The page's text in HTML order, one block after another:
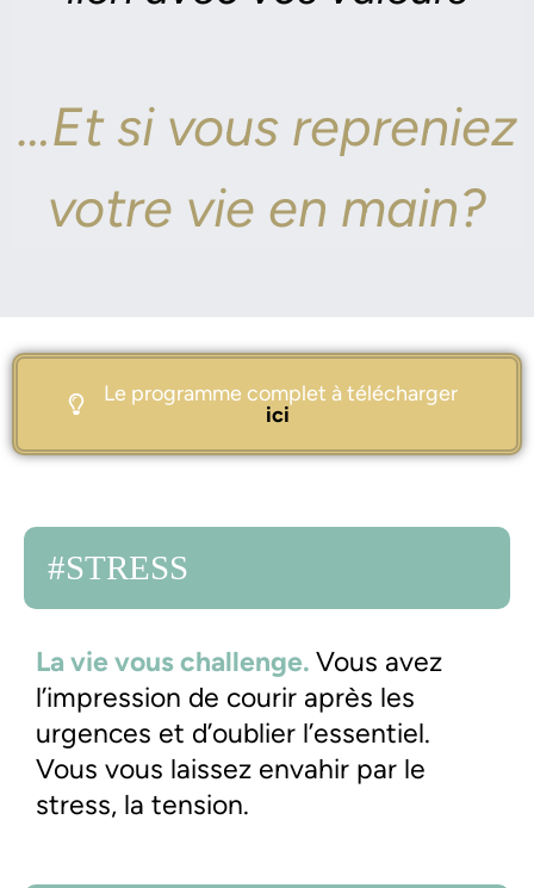
…Et si vous repreniez
votre vie en main?
Le programme complet à télécharger
ici
#STRESS
La vie vous challenge. Vous avez
l’impression de courir après les
urgences et d’oublier l’essentiel.
Vous vous laissez envahir par le
stress, la tension.